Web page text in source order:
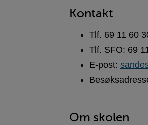
Kontakt
Tlf. 69 11 60
Tlf. SFO: 69
E-post:
Om skolen